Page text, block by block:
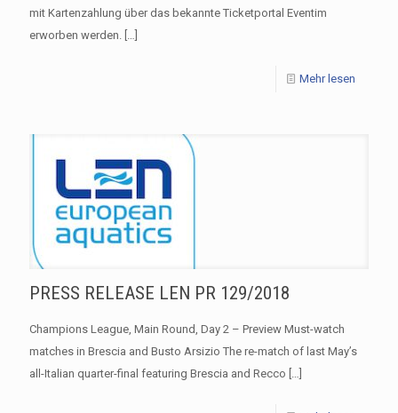
mit Kartenzahlung über das bekannte Ticketportal Eventim
erworben werden. […]
Mehr lesen
PRESS RELEASE LEN PR 129/2018
Champions League, Main Round, Day 2 – Preview Must-watch
matches in Brescia and Busto Arsizio The re-match of last May’s
all-Italian quarter-final featuring Brescia and Recco […]